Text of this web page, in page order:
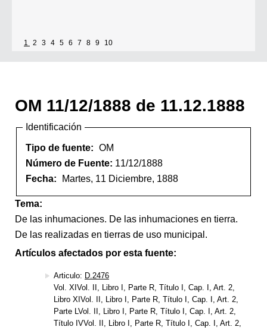
1 2 3 4 5 6 7 8 9 10
OM 11/12/1888 de 11.12.1888
Identificación
Tipo de fuente: OM
Número de Fuente: 11/12/1888
Fecha:
Martes, 11 Diciembre, 1888
Tema:
De las inhumaciones. De las inhumaciones en tierra.
De las realizadas en tierras de uso municipal.
Artículos afectados por esta fuente:
Articulo: D.2476
Vol. XIVol. II, Libro I, Parte R, Título I, Cap. I, Art. 2,
Libro XIVol. II, Libro I, Parte R, Título I, Cap. I, Art. 2,
Parte LVol. II, Libro I, Parte R, Título I, Cap. I, Art. 2,
Título IVVol. II, Libro I, Parte R, Título I, Cap. I, Art. 2,